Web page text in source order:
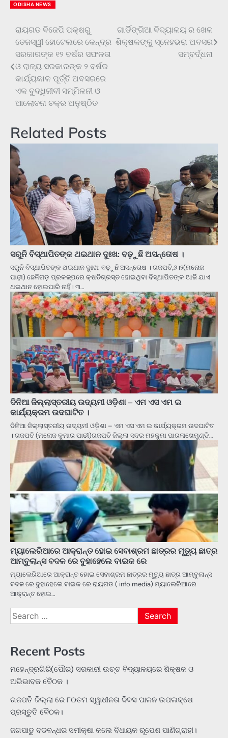
ODISHA NEWS
Post
navigation
ରାୟଗଡ ବିଜେପି ପକ୍ଷରୁ
ତେଜସ୍ୱୀ ହୋଟେଲରେ କେନ୍ଦ୍ର
ସରକାରଙ୍କ ୧୨ ବର୍ଷର ସଫଳତା
ଓ ରାଜ୍ୟ ସରକାରଙ୍କ ୨ ବର୍ଷର
କାର୍ଯ୍ୟକାଳ ପୂର୍ତ୍ତି ଅବସରରେ
ଏକ ବୁଦ୍ଧିଜୀବୀ ସମ୍ମିଳନୀ ଓ
ଆଲୋଚନା ଚକ୍ର ଅନୁଷ୍ଠିତ
ଗାର୍ଡିଙ୍ଗିଆ ବିଦ୍ୟାଳୟ ର ଖେଳ
ଶିକ୍ଷକଙ୍କୁ ସ୍ନେହଭରା ଅବସର
ସମ୍ବର୍ଦ୍ଧନା
Related Posts
ସରୁନି ବିସ୍ଥାପିତଙ୍କ ଥଇଥାନ ଦୁଃଖ: ବଢ଼ୁଛି ଅସନ୍ତୋଷ ।
ସରୁନି ବିସ୍ଥାପିତଙ୍କ ଥଇଥାନ ଦୁଃଖ: ବଢ଼ୁଛି ଅସନ୍ତୋଷ । ଗଜପତି,୬।୨(ମନୋଜ
ପାଢ଼ୀ) ଛେଳିଗଡ଼ ପ୍ରକଳ୍ପରେ କ୍ଷତିଗ୍ରସ୍ତ ହୋଇଥିବା ବିସ୍ଥାପିତଙ୍କ ଆଜି ଯାଏ
ଥଇଥାନ ହୋଇପାରି ନାହିଁ। ୩…
ଦିନିଆ ଜିଲ୍ଲାସ୍ତରୀୟ ଉଦ୍ୟମୀ ଓଡ଼ିଶା – ଏମ ଏସ ଏମ ଇ
କାର୍ଯ୍ୟକ୍ରମ ଉଦଘାଟିତ ।
ଦିନିଆ ଜିଲ୍ଲାସ୍ତରୀୟ ଉଦ୍ୟମୀ ଓଡ଼ିଶା – ଏମ ଏସ ଏମ ଇ କାର୍ଯ୍ୟକ୍ରମ ଉଦଘାଟିତ
। ଗଜପତି (ମନୋଜ କୁମାର ପାଢୀ)ଗଜପତି ଜିଲ୍ଲା ସଦର ମହକୁମା ପାରଳାଖେମୁଣ୍ଡି…
ମ୍ୟାଲେରିଆରେ ଆକ୍ରାନ୍ତ ହୋଇ ସେବାଶ୍ରମ ଛାତ୍ରର ମୃତ୍ୟୁ ଛାତ୍ର
ଆମ୍ବୁଲାନ୍ସ ବଦଳ ରେ ବୁହାହେଲେ ବାଇକ ରେ
ମ୍ୟାଲେରିଆରେ ଆକ୍ରାନ୍ତ ହୋଇ ସେବାଶ୍ରମ ଛାତ୍ରର ମୃତ୍ୟୁ ଛାତ୍ର ଆମ୍ବୁଲାନ୍ସ
ବଦଳ ରେ ବୁହାହେଲେ ବାଇକ ରେ ରାୟଗଡ ( info media) ମ୍ୟାଲେରିଆରେ
ଆକ୍ରାନ୍ତ ହୋଇ…
Search
for:
Recent Posts
ମହେନ୍ଦ୍ରଗିରି(ପୌର) ସରକାରୀ ଉଚ୍ଚ ବିଦ୍ୟାଳୟରେ ଶିକ୍ଷକ ଓ
ଅଭିଭାବକ ବୈଠକ ।
ଗଜପତି ଜିଲ୍ଲା ରେ ୮୦ତମ ସ୍ୱାଧୀନତା ଦିବସ ପାଳନ ଉପଲକ୍ଷେ
ପ୍ରସ୍ତୁତି ବୈଠକ।
ଜଗପାଡୁ ବଡବନ୍ଧର ସମୀକ୍ଷା କଲେ ବିଧାୟକ ରୂପେଶ ପାଣିଗ୍ରାହୀ।